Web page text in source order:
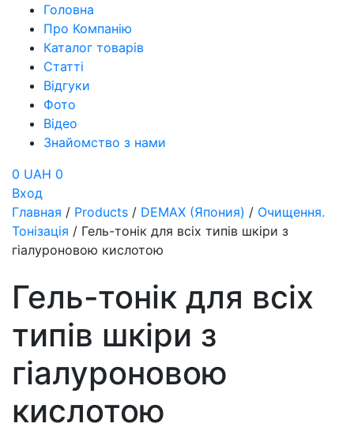
Головна
Про Компанію
Каталог товарів
Статті
Відгуки
Фото
Відео
Знайомство з нами
0 UAH 0
Вход
Главная / Products / DEMAX (Япония) / Очищення.
Тонізація / Гель-тонік для всіх типів шкіри з
гіалуроновою кислотою
Гель-тонік для всіх
типів шкіри з
гіалуроновою
кислотою